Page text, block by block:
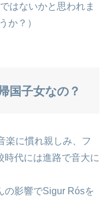
はないかと思われま
か？）
国子女なの？
楽に慣れ親しみ、フ
時代には進路で音大に
の影響でSigur Rósを